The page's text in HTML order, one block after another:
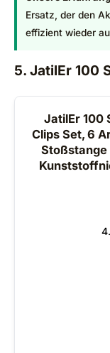
Ersatz, der den
effizient wieder
5. JatilEr 100
JatilEr 100
Clips Set, 6
Stoßstange